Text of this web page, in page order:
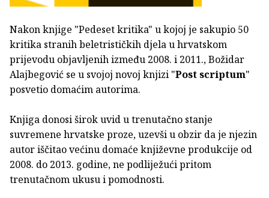
Nakon knjige "Pedeset kritika" u kojoj je sakupio 50
kritika stranih beletrističkih djela u hrvatskom
prijevodu objavljenih između 2008. i 2011., Božidar
Alajbegović se u svojoj novoj knjizi "Post scriptum"
posvetio domaćim autorima.
Knjiga donosi širok uvid u trenutačno stanje
suvremene hrvatske proze, uzevši u obzir da je njezin
autor iščitao većinu domaće književne produkcije od
2008. do 2013. godine, ne podliježući pritom
trenutačnom ukusu i pomodnosti.